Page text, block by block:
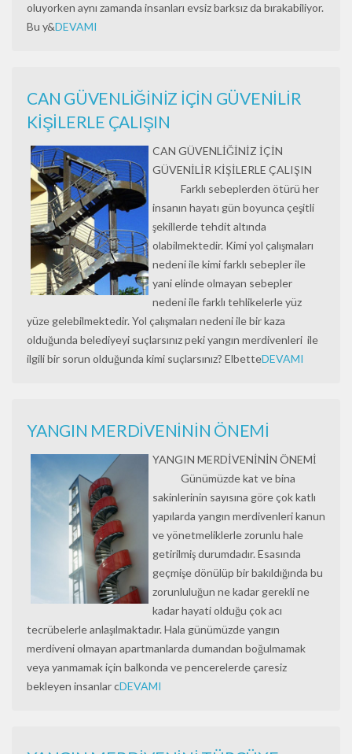
oluyorken aynı zamanda insanları evsiz barksız da bırakabiliyor.
Bu y&DEVAMI
CAN GÜVENLİĞİNİZ İÇİN GÜVENİLİR
KİŞİLERLE ÇALIŞIN
CAN GÜVENLİĞİNİZ İÇİN
GÜVENİLİR KİŞİLERLE ÇALIŞIN
Farklı sebeplerden ötürü her
insanın hayatı gün boyunca çeşitli
şekillerde tehdit altında
olabilmektedir. Kimi yol çalışmaları
nedeni ile kimi farklı sebepler ile
yani elinde olmayan sebepler
nedeni ile farklı tehlikelerle yüz
yüze gelebilmektedir. Yol çalışmaları nedeni ile bir kaza
olduğunda belediyeyi suçlarsınız peki yangın merdivenleri ile
ilgili bir sorun olduğunda kimi suçlarsınız? ElbetteDEVAMI
YANGIN MERDİVENİNİN ÖNEMİ
YANGIN MERDİVENİNİN ÖNEMİ
Günümüzde kat ve bina
sakinlerinin sayısına göre çok katlı
yapılarda yangın merdivenleri kanun
ve yönetmeliklerle zorunlu hale
getirilmiş durumdadır. Esasında
geçmişe dönülüp bir bakıldığında bu
zorunluluğun ne kadar gerekli ne
kadar hayati olduğu çok acı
tecrübelerle anlaşılmaktadır. Hala günümüzde yangın
merdiveni olmayan apartmanlarda dumandan boğulmamak
veya yanmamak için balkonda ve pencerelerde çaresiz
bekleyen insanlar cDEVAMI